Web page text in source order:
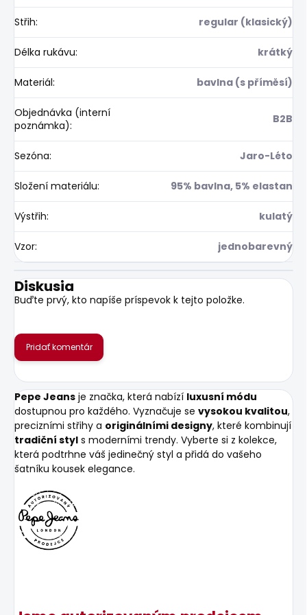
Střih: regular (klasický)
Délka rukávu: krátký
Materiál: bavlna (s příměsí)
Objednávka (interní
poznámka): B2B
Sezóna: Jaro-Léto
Složení materiálu: 95% bavlna, 5% elastan
Výstřih: kulatý
Vzor: jednobarevný
Diskusia
Buďte prvý, kto napíše príspevok k tejto položke.
Pridať komentár
Pepe Jeans je značka, která nabízí luxusní módu
dostupnou pro každého. Vyznačuje se vysokou kvalitou,
precizními střihy a originálními designy, které kombinují
tradiční styl s moderními trendy. Vyberte si z kolekce,
která podtrhne váš jedinečný styl a přidá do vašeho
šatníku kousek elegance.